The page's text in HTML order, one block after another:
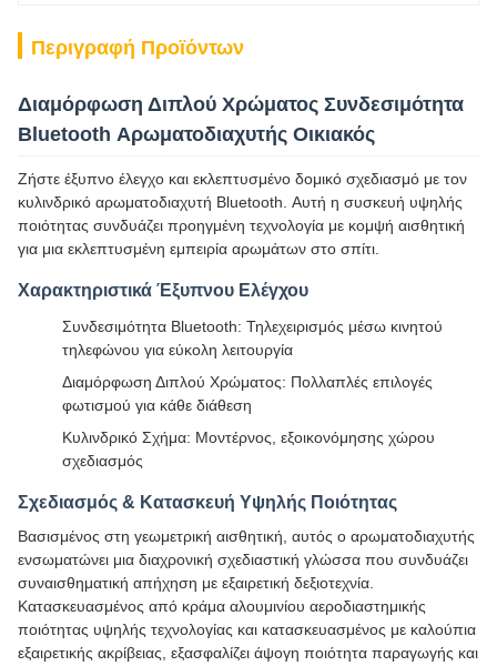
Περιγραφή Προϊόντων
Διαμόρφωση Διπλού Χρώματος Συνδεσιμότητα
Bluetooth Αρωματοδιαχυτής Οικιακός
Ζήστε έξυπνο έλεγχο και εκλεπτυσμένο δομικό σχεδιασμό με τον
κυλινδρικό αρωματοδιαχυτή Bluetooth. Αυτή η συσκευή υψηλής
ποιότητας συνδυάζει προηγμένη τεχνολογία με κομψή αισθητική
για μια εκλεπτυσμένη εμπειρία αρωμάτων στο σπίτι.
Χαρακτηριστικά Έξυπνου Ελέγχου
Συνδεσιμότητα Bluetooth: Τηλεχειρισμός μέσω κινητού
τηλεφώνου για εύκολη λειτουργία
Διαμόρφωση Διπλού Χρώματος: Πολλαπλές επιλογές
φωτισμού για κάθε διάθεση
Κυλινδρικό Σχήμα: Μοντέρνος, εξοικονόμησης χώρου
σχεδιασμός
Σχεδιασμός & Κατασκευή Υψηλής Ποιότητας
Βασισμένος στη γεωμετρική αισθητική, αυτός ο αρωματοδιαχυτής
ενσωματώνει μια διαχρονική σχεδιαστική γλώσσα που συνδυάζει
συναισθηματική απήχηση με εξαιρετική δεξιοτεχνία.
Κατασκευασμένος από κράμα αλουμινίου αεροδιαστημικής
ποιότητας υψηλής τεχνολογίας και κατασκευασμένος με καλούπια
εξαιρετικής ακρίβειας, εξασφαλίζει άψογη ποιότητα παραγωγής και